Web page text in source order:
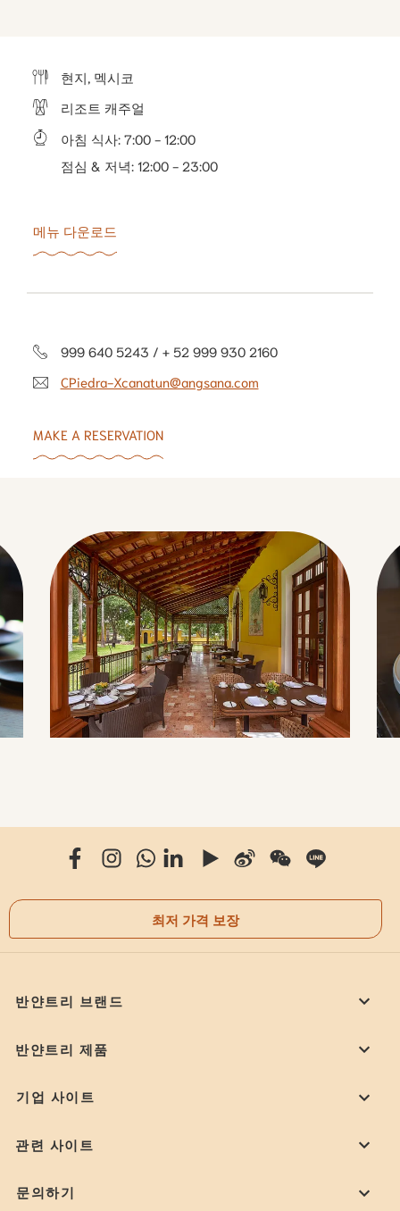
현지, 멕시코
리조트 캐주얼
아침 식사: 7:00 - 12:00
점심 & 저녁: 12:00 - 23:00
메뉴 다운로드
999 640 5243 / + 52 999 930 2160
CPiedra-Xcanatun@angsana.com
MAKE A RESERVATION
최저 가격 보장
반얀트리 브랜드
반얀트리 제품
기업 사이트
관련 사이트
문의하기